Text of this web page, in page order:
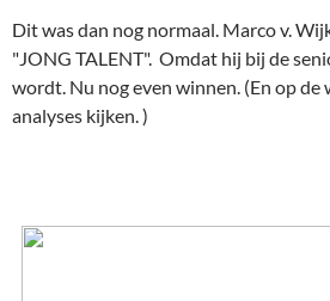
Dit was dan nog normaal. Marco v.
"JONG TALENT". Omdat hij bij de
wordt. Nu nog even winnen. (En op de
analyses kijken. )